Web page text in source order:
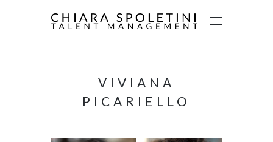
VIVIANA
PICARIELLO